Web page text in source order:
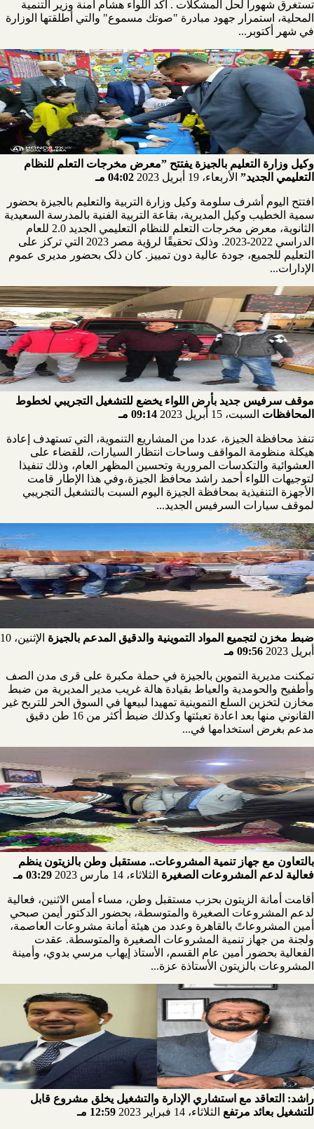
تستغرق شهوراً لحل المشكلات . أكد اللواء هشام آمنة وزير التنمية
المحلية، استمرار جهود مبادرة "صوتك مسموع" والتي أطلقتها الوزارة
في شهر أكتوبر...
وكيل وزارة التعليم بالجيزة يفتتح ”معرض مخرجات التعلم للنظام
التعليمي الجديد” الأربعاء، 19 أبريل 2023 04:02 مـ
افتتح اليوم أشرف سلومة وكيل وزارة التربية والتعليم بالجيزة بحضور
سمية الخطيب وكيل المديرية، بقاعة التربية الفنية بالمدرسة السعيدية
الثانوية، معرض مخرجات التعلم للنظام التعليمي الجديد 2.0 للعام
الدراسي 2022-2023. وذلک تحقيقًا لرؤية مصر 2023 التي تركز على
التعليم للجميع، جودة عالية دون تمييز. كان ذلک بحضور مديرى عموم
الإدارات...
موقف سرفيس جديد بأرض اللواء يخضع للتشغيل التجريبي لخطوط
المحافظات السبت، 15 أبريل 2023 09:14 مـ
تنفذ محافظة الجيزة، عددا من المشاريع التنموية، التي تستهدف إعادة
هيكلة منظومة المواقف وساحات انتظار السيارات، للقضاء على
العشوائية والتكدسات المرورية وتحسين المظهر العام، وذلك تنفيذا
لتوجيهات اللواء أحمد راشد محافظ الجيزة،وفي هذا الإطار قامت
الأجهزة التنفيذية بمحافظة الجيزة اليوم السبت بالتشغيل التجريبي
لموقف سيارات السرفيس الجديد...
ضبط مخزن لتجميع المواد التموينية والدقيق المدعم بالجيزة
الإثنين، 10
أبريل 2023
09:56 مـ
تمكنت مديرية التموين بالجيزة في حملة مكبرة على قرى مدن الصف
وأطفيح والحومدية والعياط بقيادة هالة غريب مدير المديرية من ضبط
مخازن لتخزين السلع التموينية تمهيدا لبيعها في السوق الحر للتربح غير
القانوني منها بعد اعادة تعبئتها وكذلك ضبط أكثر من 16 طن دقيق
مدعم بغرض استخدامها في...
بالتعاون مع جهاز تنمية المشروعات.. مستقبل وطن بالزيتون ينظم
فعالية لدعم المشروعات الصغيرة الثلاثاء، 14 مارس 2023 03:29 مـ
أقامت أمانة الزيتون بحزب مستقبل وطن، مساء أمس الاثنين، فعالية
لدعم المشروعات الصغيرة والمتوسطة، بحضور الدكتور أيمن صبحي
أمين المشروعاتً بالقاهرة وعدد من هيئة أمانة مشروعات العاصمة،
ولجنة من جهاز تنمية المشروعات الصغيرة والمتوسطة. عقدت
الفعالية بحضور أمين عام القسم، الأستاذ إيهاب مرسي بدوي، وأمينة
المشروعات بالزيتون الأستاذة عزة...
راشد: التعاقد مع استشاري الإدارة والتشغيل يخلق مشروع قابل
للتشغيل بعائد مرتفع الثلاثاء، 14 فبراير 2023 12:59 مـ